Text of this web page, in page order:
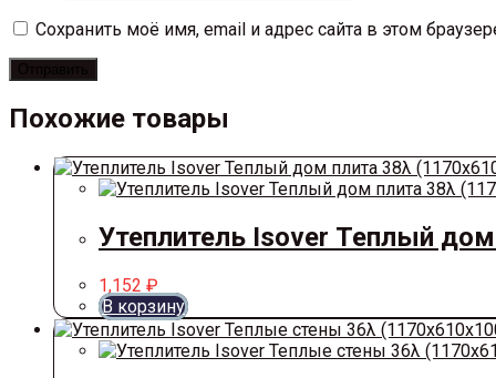
Сохранить моё имя, email и адрес сайта в этом
Похожие товары
Утеплитель Isover Теплый
1,152 ₽
В корзину